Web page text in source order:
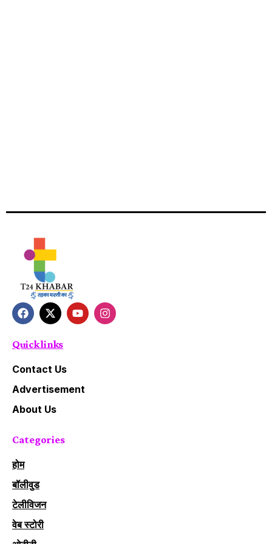
Quick links
Contact Us
Advertisement
About Us
Categories
होम
बॉलीवुड
टेलीविजन
वेब स्टोरी